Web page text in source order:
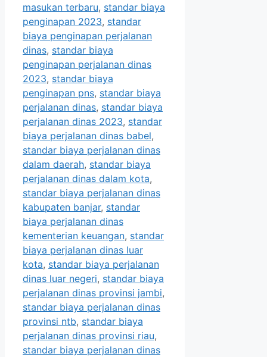
masukan terbaru, standar biaya
penginapan 2023, standar
biaya penginapan perjalanan
dinas, standar biaya
penginapan perjalanan dinas
2023, standar biaya
penginapan pns, standar biaya
perjalanan dinas, standar biaya
perjalanan dinas 2023, standar
biaya perjalanan dinas babel,
standar biaya perjalanan dinas
dalam daerah, standar biaya
perjalanan dinas dalam kota,
standar biaya perjalanan dinas
kabupaten banjar, standar
biaya perjalanan dinas
kementerian keuangan, standar
biaya perjalanan dinas luar
kota, standar biaya perjalanan
dinas luar negeri, standar biaya
perjalanan dinas provinsi jambi,
standar biaya perjalanan dinas
provinsi ntb, standar biaya
perjalanan dinas provinsi riau,
standar biaya perjalanan dinas